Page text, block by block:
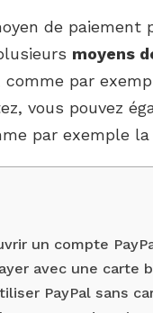
de
moyens
par
vous pouvez
par exemple
un compte
avec une carte
PayPal sans